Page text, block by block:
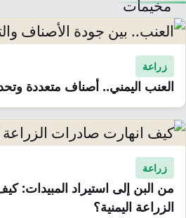
زراعة
العنب اليمني.. أصناف متعددة
زراعة
من البن إلى استيراد المبيدات:
الزراعة اليمنية؟